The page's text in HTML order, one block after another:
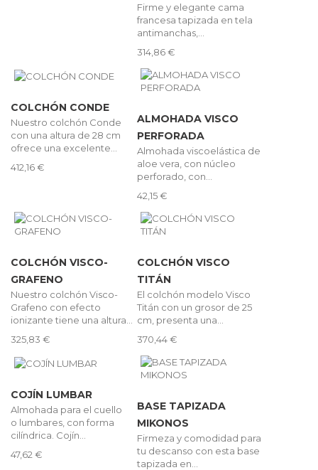
Firme y elegante cama
francesa tapizada en tela
antimanchas,...
314,86 €
COLCHÓN CONDE
Nuestro colchón Conde
con una altura de 28 cm
ofrece una excelente...
412,16 €
ALMOHADA VISCO
PERFORADA
Almohada viscoelástica de
aloe vera, con núcleo
perforado, con...
42,15 €
COLCHÓN VISCO-
GRAFENO
Nuestro colchón Visco-
Grafeno con efecto
ionizante tiene una altura...
325,83 €
COLCHÓN VISCO
TITÁN
El colchón modelo Visco
Titán con un grosor de 25
cm, presenta una...
370,44 €
COJÍN LUMBAR
Almohada para el cuello
o lumbares, con forma
cilíndrica. Cojín...
47,62 €
BASE TAPIZADA
MIKONOS
Firmeza y comodidad para
tu descanso con esta base
tapizada en...